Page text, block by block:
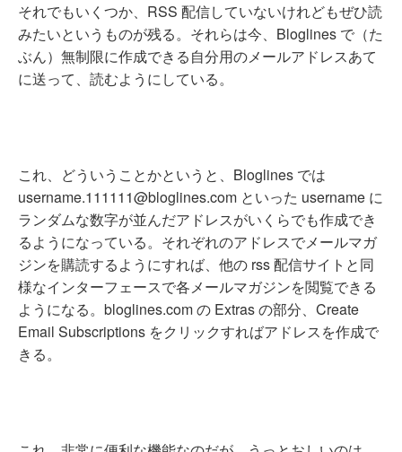
それでもいくつか、RSS 配信していないけれどもぜひ読
みたいというものが残る。それらは今、Bloglines で（た
ぶん）無制限に作成できる自分用のメールアドレスあて
に送って、読むようにしている。
これ、どういうことかというと、Bloglines では
username.111111@bloglines.com といった username に
ランダムな数字が並んだアドレスがいくらでも作成でき
るようになっている。それぞれのアドレスでメールマガ
ジンを購読するようにすれば、他の rss 配信サイトと同
様なインターフェースで各メールマガジンを閲覧できる
ようになる。bloglines.com の Extras の部分、Create
Email Subscriptions をクリックすればアドレスを作成で
きる。